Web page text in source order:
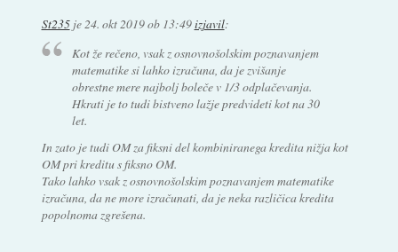
St235je24. okt 2019 ob 13:49izjavil:
Kot že rečeno, vsak z osnovnošolskim poznavanjem
matematike si lahko izračuna, da je zvišanje
obrestne mere najbolj boleče v 1/3 odplačevanja.
Hkrati je to tudi bistveno lažje predvideti kot na 30
let.
In zato je tudi OM za fiksni del kombiniranega kredita nižja kot
OM pri kreditu s fiksno OM.
Tako lahko vsak z osnovnošolskim poznavanjem matematike
izračuna, da ne more izračunati, da je neka različica kredita
popolnoma zgrešena.